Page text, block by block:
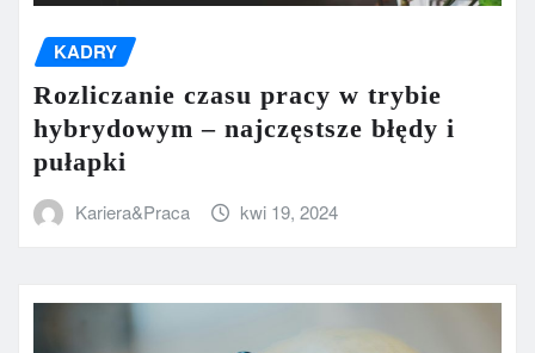
KADRY
Rozliczanie czasu pracy w trybie
hybrydowym – najczęstsze błędy i
pułapki
Kariera&Praca kwi 19, 2024